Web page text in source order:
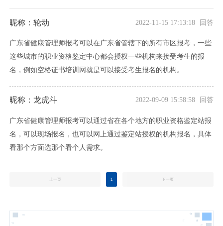
昵称：轮动 2022-11-15 17:13:18 回答
广东省健康管理师报考可以在广东省管辖下的所有市区报考，一些
这些城市的职业资格鉴定中心都会授权一些机构来接受考生的报
名，例如空格证书培训网就是可以接受考生报名的机构。
昵称：龙虎斗 2022-09-09 15:58:58 回答
广东省健康管理师报考可以通过省在各个地方的职业资格鉴定站报
名，可以现场报名，也可以网上通过鉴定站授权的机构报名，具体
看那个方面选那个看个人需求。
上一页 1 下一页